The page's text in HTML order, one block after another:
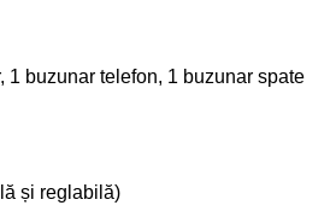
1 buzunar telefon, 1 buzunar spate
și reglabilă)